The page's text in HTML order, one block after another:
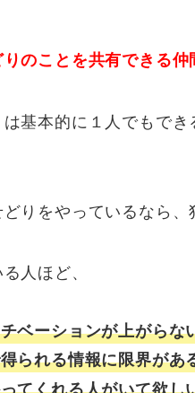
りのことを共有できる仲
基本的に１人でもで
りをやっているなら、
人ほど、
ベーションが上がらな
られる情報に限界があ
てくれる人がいて欲し